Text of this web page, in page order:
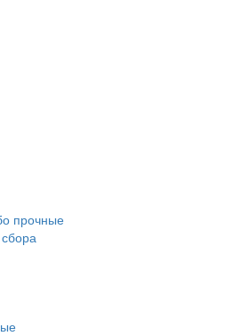
прочные